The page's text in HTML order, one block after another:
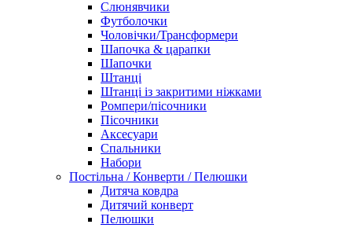
Слюнявчики
Футболочки
Чоловічки/Трансформери
Шапочка & царапки
Шапочки
Штанці
Штанці із закритими ніжками
Ромпери/пісочники
Пісочники
Аксесуари
Спальники
Набори
Постільна / Конверти / Пелюшки
Дитяча ковдра
Дитячий конверт
Пелюшки